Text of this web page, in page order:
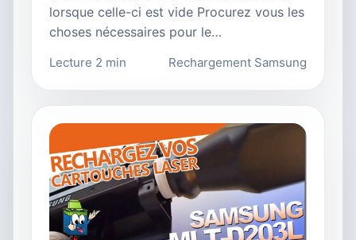
lorsque celle-ci est vide Procurez vous les
choses nécessaires pour le…
Lecture 2 min Rechargement Samsung